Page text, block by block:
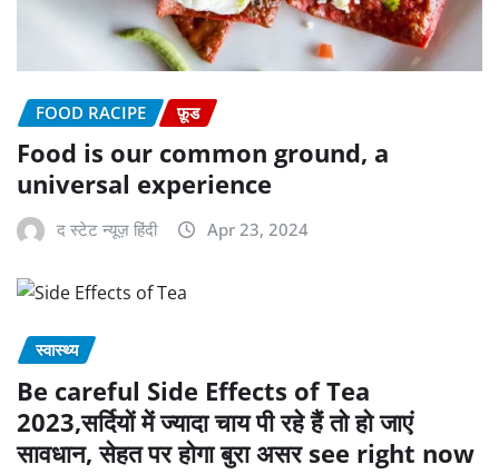
FOOD RACIPE फ़ूड
Food is our common ground, a
universal experience
द स्टेट न्यूज़ हिंदी Apr 23, 2024
स्वास्थ्य
Be careful Side Effects of Tea
2023,सर्दियों में ज्यादा चाय पी रहे हैं तो हो जाएं
सावधान, सेहत पर होगा बुरा असर see right now